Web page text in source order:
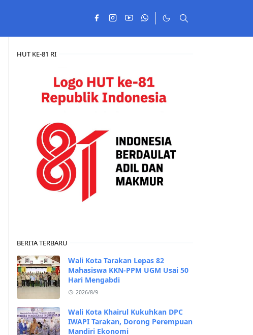
HUT KE-81 RI
BERITA TERBARU
Wali Kota Tarakan Lepas 82
Mahasiswa KKN-PPM UGM Usai 50
Hari Mengabdi
2026/8/9
Wali Kota Khairul Kukuhkan DPC
IWAPI Tarakan, Dorong Perempuan
Mandiri Ekonomi